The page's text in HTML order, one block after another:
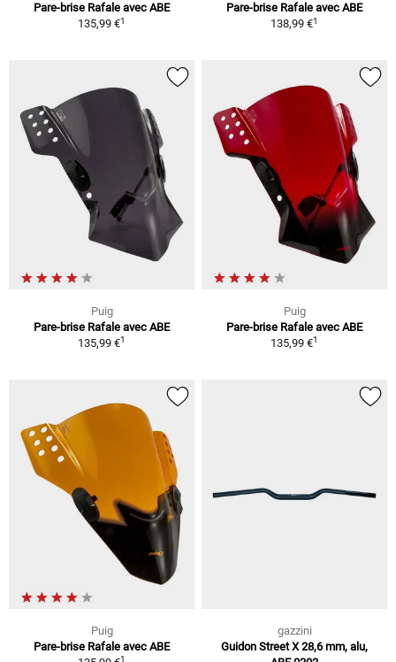
Pare-brise Rafale avec ABE
135,99 €1
Pare-brise Rafale avec ABE
138,99 €1
Puig
Pare-brise Rafale avec ABE
135,99 €1
Puig
Pare-brise Rafale avec ABE
135,99 €1
Puig
Pare-brise Rafale avec ABE
1
gazzini
Guidon Street X 28,6 mm, alu,